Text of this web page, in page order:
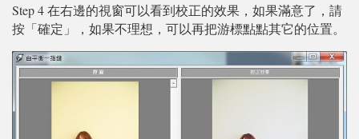
Step 4 在右邊的視窗可以看到校正的效果，如果滿意了，請
按「確定」，如果不理想，可以再把游標點點其它的位置。